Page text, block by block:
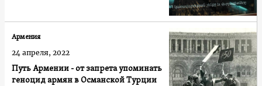
Путь Армении - от запрета упоминать
геноцид армян в Османской Турции
Армения
24 апреля, 2022